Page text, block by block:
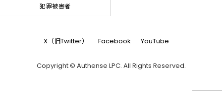
犯罪被害者
X（旧Twitter） Facebook YouTube
Copyright © Authense LPC. All Rights Reserved.